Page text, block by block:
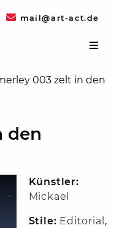
mail@art-act.de
003 zelt in den
den
Künstler:
Mickael
Stile: Editorial ,